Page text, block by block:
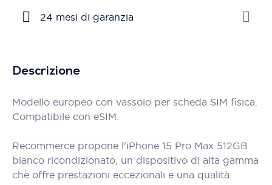
24 mesi di garanzia
Descrizione
Modello europeo con vassoio per scheda SIM fisica.
Compatibile con eSIM.
Recommerce propone l'iPhone 15 Pro Max 512GB
bianco ricondizionato, un dispositivo di alta gamma
che offre prestazioni eccezionali e una qualità